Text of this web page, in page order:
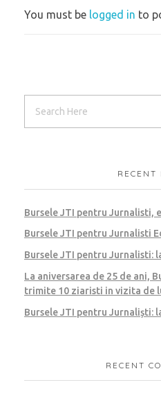
You must be logged in to
RECENT
Bursele JTI pentru Jurnalisti,
Bursele JTI pentru Jurnalisti
Bursele JTI pentru Jurnalisti:
La aniversarea de 25 de ani,
trimite 10 ziaristi in vizita de
Bursele JTI pentru Jurnaliști:
RECENT